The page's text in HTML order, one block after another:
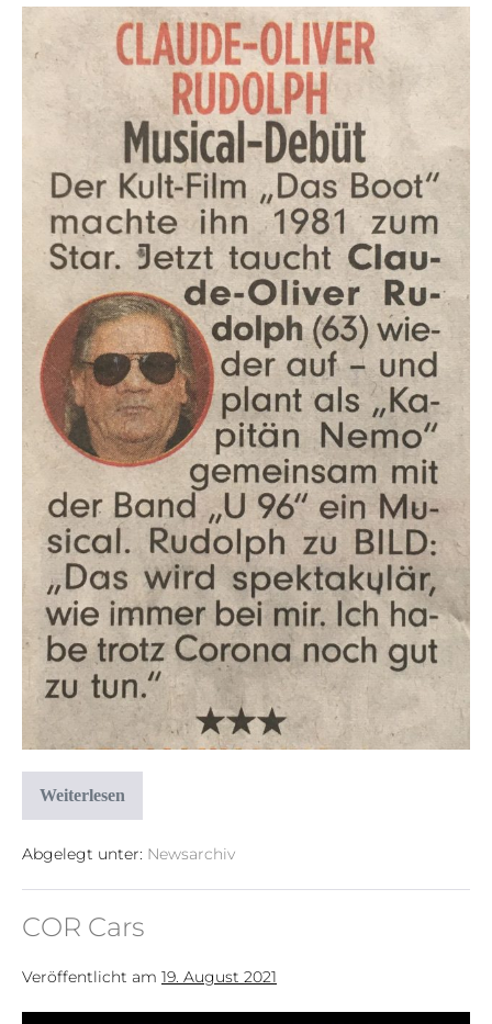
Weiterlesen
Abgelegt unter: Newsarchiv
COR Cars
Veröffentlicht am 19. August 2021